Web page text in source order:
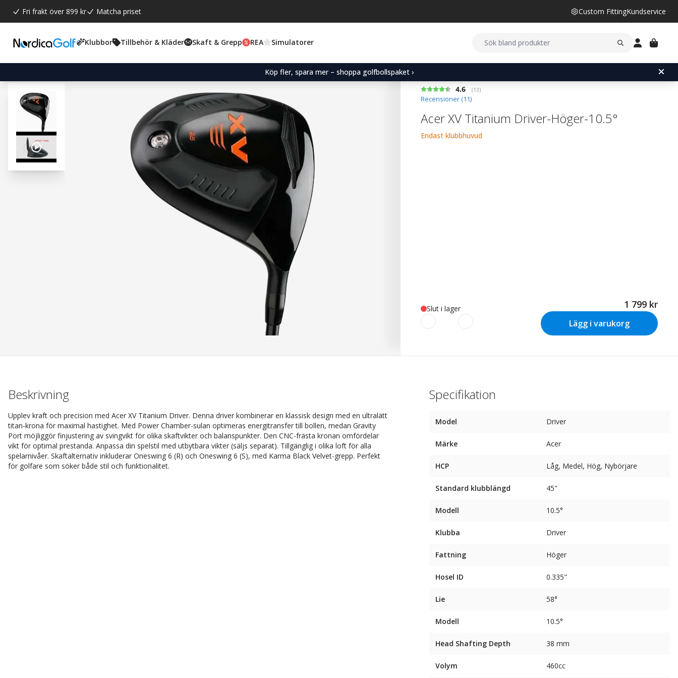
Fri frakt över 899 kr Matcha priset Custom FittingKundservice
Klubbor Tillbehör & Kläder Skaft & Grepp REA Simulatorer
Köp fler, spara mer – shoppa golfbollspaket ›
Snittbetyg:
4.6 (röster:
13)
Recensioner (11)
Acer XV Titanium Driver-Höger-10.5°
Endast klubbhuvud
Slut i lager 1 799 kr
Lägg i varukorg
Beskrivning
Upplev kraft och precision med Acer XV Titanium Driver. Denna driver kombinerar en klassisk design med en ultralätt
titan-krona för maximal hastighet. Med Power Chamber-sulan optimeras energitransfer till bollen, medan Gravity
Port möjliggör finjustering av svingvikt för olika skaftvikter och balanspunkter. Den CNC-frästa kronan omfördelar
vikt för optimal prestanda. Anpassa din spelstil med utbytbara vikter (säljs separat). Tillgänglig i olika loft för alla
spelarnivåer. Skaftalternativ inkluderar Oneswing 6 (R) och Oneswing 6 (S), med Karma Black Velvet-grepp. Perfekt
för golfare som söker både stil och funktionalitet.
Specifikation
Model Driver
Märke Acer
HCP Låg, Medel, Hög, Nybörjare
Standard klubblängd 45"
Modell 10.5°
Klubba Driver
Fattning Höger
Hosel ID 0.335"
Lie 58°
Modell 10.5°
Head Shafting Depth 38 mm
Volym 460cc